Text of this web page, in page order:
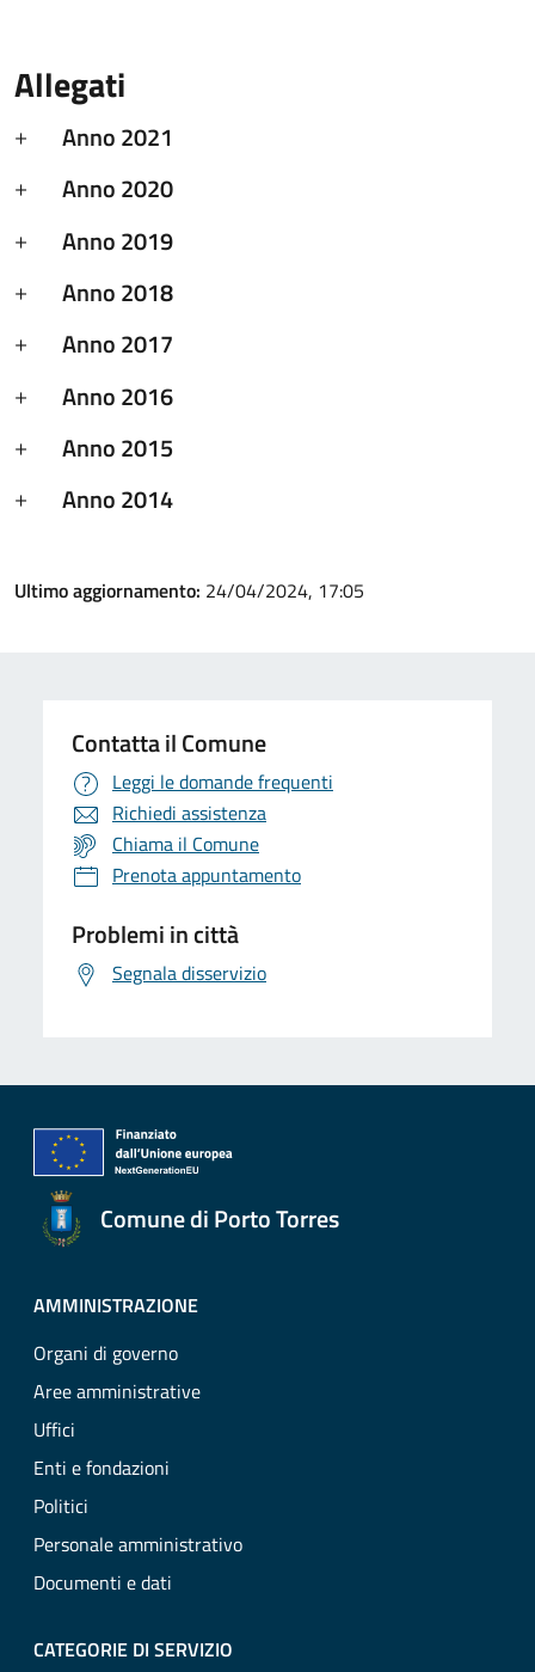
Allegati
Anno 2021
Anno 2020
Anno 2019
Anno 2018
Anno 2017
Anno 2016
Anno 2015
Anno 2014
Ultimo aggiornamento: 24/04/2024, 17:05
Contatta il Comune
Leggi le domande frequenti
Richiedi assistenza
Chiama il Comune
Prenota appuntamento
Problemi in città
Segnala disservizio
Comune di Porto Torres
AMMINISTRAZIONE
Organi di governo
Aree amministrative
Uffici
Enti e fondazioni
Politici
Personale amministrativo
Documenti e dati
CATEGORIE DI SERVIZIO